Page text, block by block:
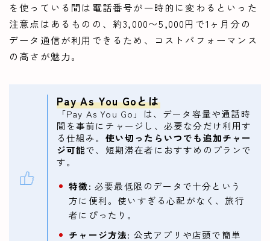
を使っている間は電話番号が一時的に変わるといった
注意点はあるものの、約3,000〜5,000円で1ヶ月分の
データ通信が利用できるため、コストパフォーマンス
の高さが魅力。
Pay As You Goとは
「Pay As You Go」は、データ容量や通話時
間を事前にチャージし、必要な分だけ利用す
る仕組み。 使い切ったらいつでも追加チャー
ジ可能で、短期滞在者におすすめのプランで
す。
特徴: 必要最低限のデータで十分という
方に便利。使いすぎる心配がなく、旅行
者にぴったり。
チャージ方法: 公式アプリや店頭で簡単